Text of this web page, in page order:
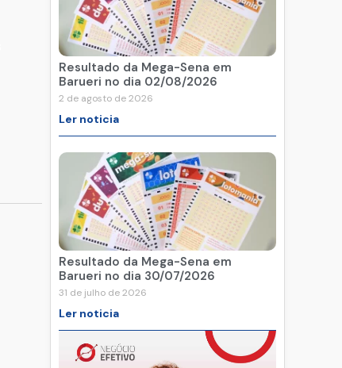
Resultado da Mega-Sena em
Barueri no dia 02/08/2026
2 de agosto de 2026
Ler noticia
Resultado da Mega-Sena em
Barueri no dia 30/07/2026
31 de julho de 2026
Ler noticia